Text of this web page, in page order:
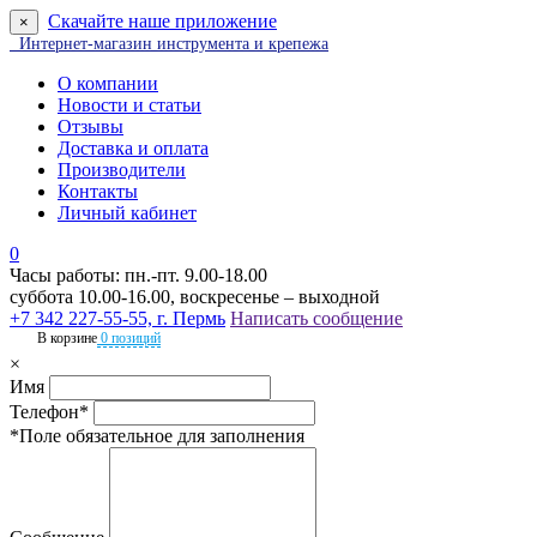
× Скачайте наше приложение
Интернет-магазин инструмента и крепежа
О компании
Новости и статьи
Отзывы
Доставка и оплата
Производители
Контакты
Личный кабинет
0
Часы работы: пн.-пт. 9.00-18.00
суббота 10.00-16.00, воскресенье – выходной
+7 342 227-55-55, г. Пермь Написать сообщение
В корзине 0 позиций
×
Имя
Телефон*
*Поле обязательное для заполнения